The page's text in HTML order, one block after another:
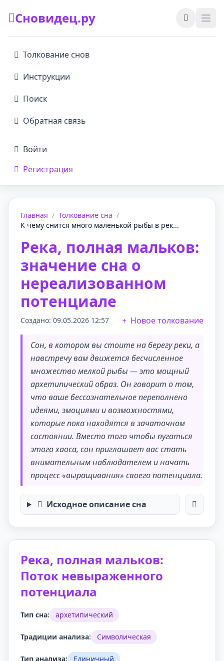
Сновидец.ру
Толкование снов
Инструкции
Поиск
Обратная связь
Войти
Регистрация
Главная / Толкование сна /
К чему снится много маленькой рыбы в рек...
Река, полная мальков:
значение сна о
нереализованном
потенциале
Создано: 09.05.2026 12:57 Новое толкование
Сон, в котором вы стоите на берегу реки, а
навстречу вам движется бесчисленное
множество мелкой рыбы — это мощный
архетипический образ. Он говорит о том,
что ваше бессознательное переполнено
идеями, эмоциями и возможностями,
которые пока находятся в зачаточном
состоянии. Вместо того чтобы пугаться
этого хаоса, сон приглашает вас стать
внимательным наблюдателем и начать
процесс «выращивания» своего потенциала.
Исходное описание сна
Река, полная мальков:
Поток невыраженного
потенциала
Тип сна: архетипический
Традиции анализа: Символическая
Тип анализа: Единичный